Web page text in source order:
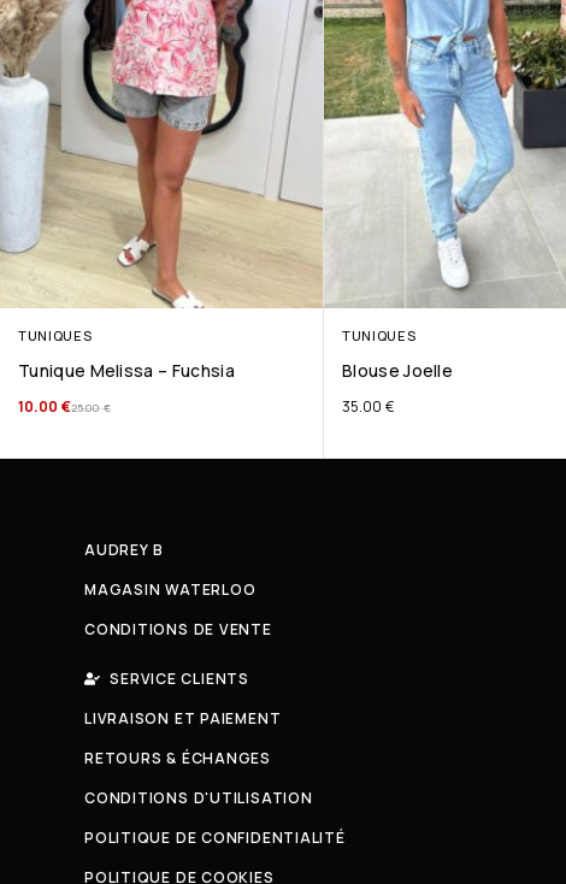
TUNIQUES
Tunique Melissa – Fuchsia
25.00€
10.00 €
TUNIQUES
Blouse Joelle
35.00 €
AUDREY B
MAGASIN WATERLOO
CONDITIONS DE VENTE
SERVICE CLIENTS
LIVRAISON ET PAIEMENT
RETOURS & ÉCHANGES
CONDITIONS D'UTILISATION
POLITIQUE DE CONFIDENTIALITÉ
POLITIQUE DE COOKIES